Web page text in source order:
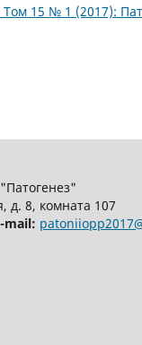
Том 15 № 1 (2017):
д. 8, комната 107
mail: